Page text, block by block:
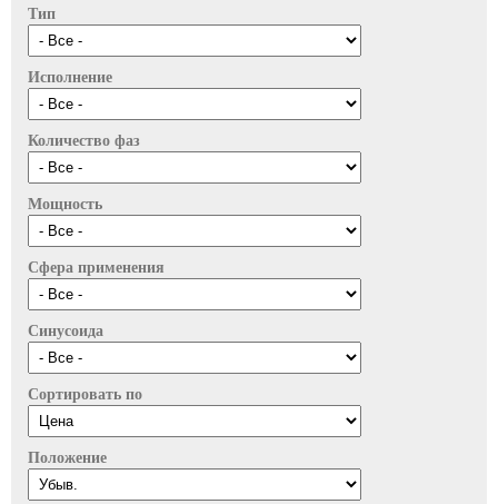
Тип
Исполнение
Количество фаз
Мощность
Сфера применения
Синусоида
Сортировать по
Положение